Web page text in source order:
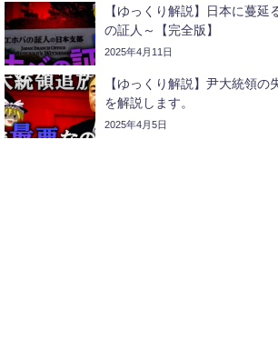
【ゆっくり解説】日本に蔓
の証人～【完全版】
2025年4月11日
【ゆっくり解説】尹大統領の
を解説します。
2025年4月5日